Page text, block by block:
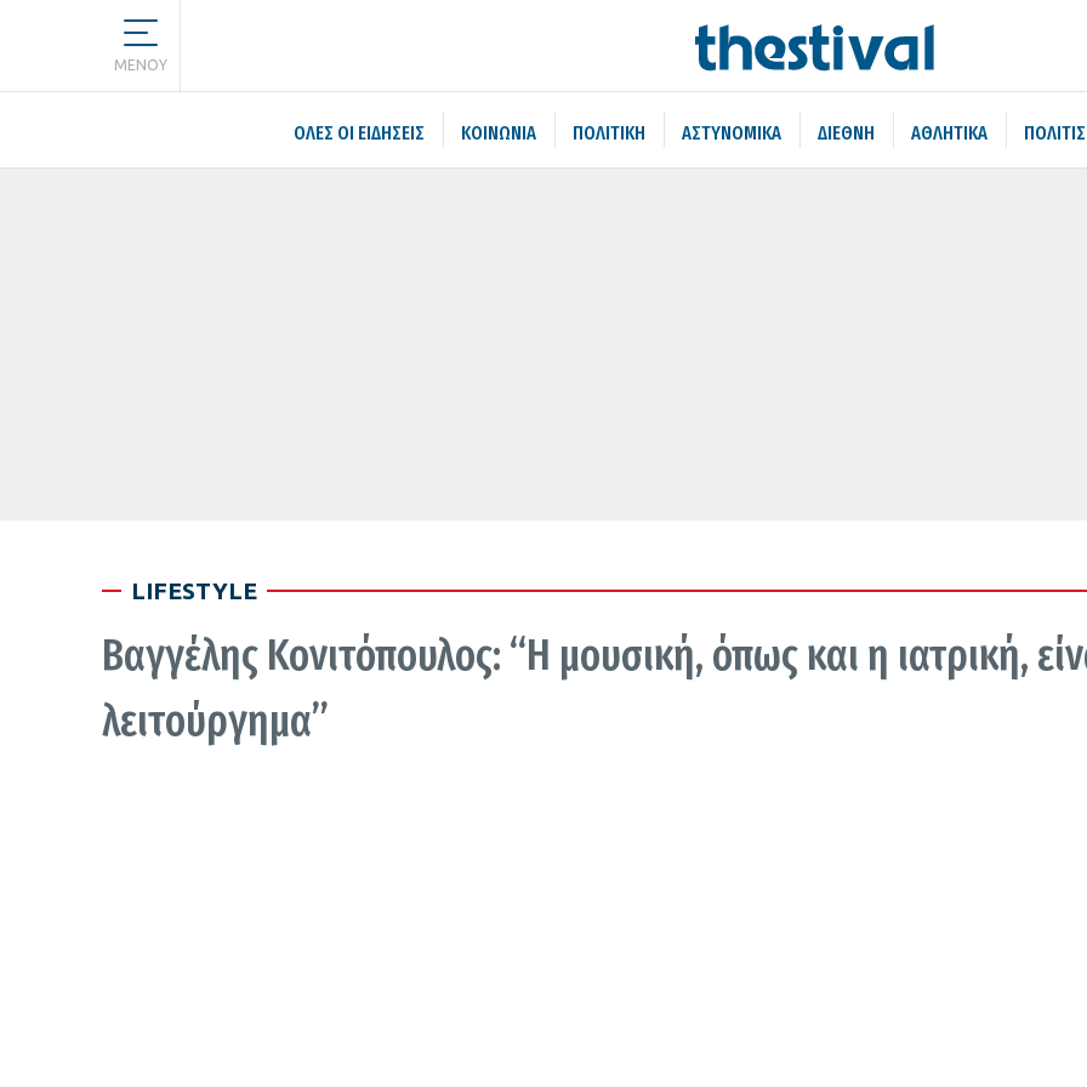
MENOY
ΌΛΕΣ ΟΙ ΕΙΔΉΣΕΙΣ ΚΟΙΝΩΝΙΑ ΠΟΛΙΤΙΚΗ ΑΣΤΥΝΟΜΙΚΑ ΔΙΕΘΝΗ ΑΘΛΗΤΙΚΑ
LIFESTYLE
Βαγγέλης Κονιτόπουλος: “Η μουσική, όπως και η ιατρική,
λειτούργημα”